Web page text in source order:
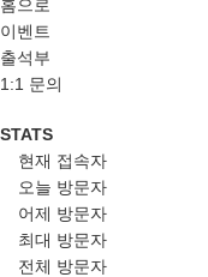
홈으로
이벤트
출석부
1:1 문의
STATS
현재 접속자
오늘 방문자
어제 방문자
최대 방문자
전체 방문자